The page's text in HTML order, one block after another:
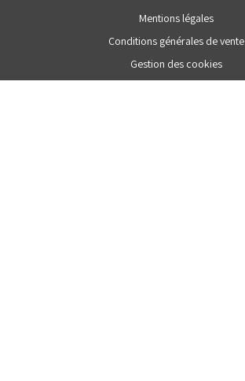
Mentions légales
Conditions générales de vente
Gestion des cookies